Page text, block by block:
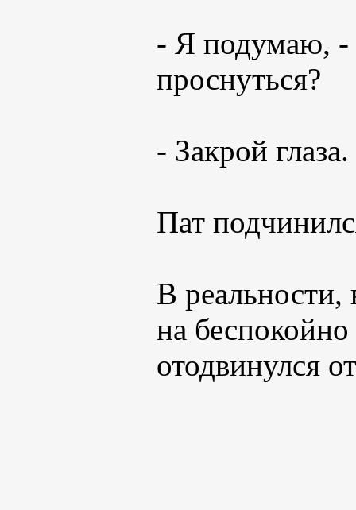
- Я подумаю, -
проснуться?
- Закрой глаза.
Пат
В реальности,
на
отодвинулся